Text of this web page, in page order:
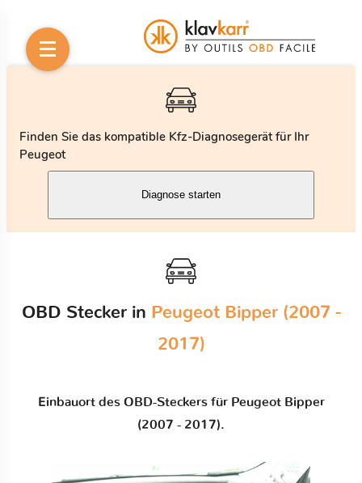
Finden Sie das kompatible Kfz-Diagnosegerät für Ihr
Peugeot
Diagnose starten
OBD Stecker in Peugeot Bipper (2007 -
2017)
Einbauort des OBD-Steckers für Peugeot Bipper
(2007 - 2017).